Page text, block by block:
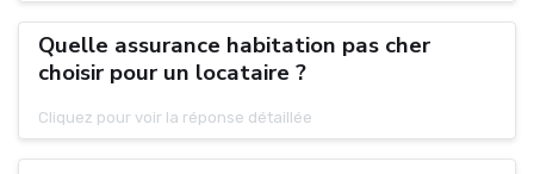
Quelle assurance habitation pas cher
choisir pour un locataire ?
Cliquez pour voir la réponse détaillée